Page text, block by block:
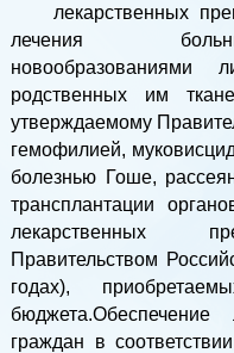
лекарственных
лечения
новообразованиями
родственных им
утверждаемому
гемофилией,
болезнью Гоше,
трансплантации
лекарственных
Правительством
годах),
бюджета.Обеспечение
граждан в